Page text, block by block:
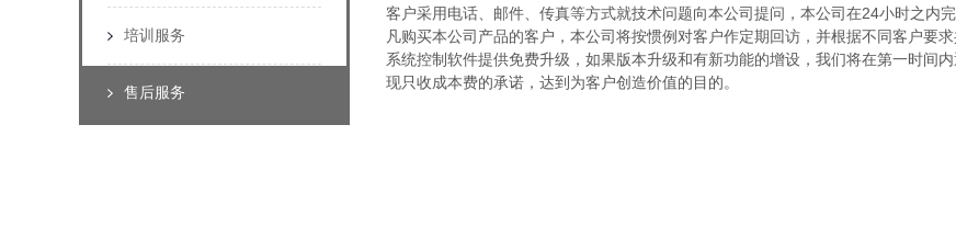
培训服务
售后服务
客户采用电话、 邮件、传真等方式就技术问题向本公司提问，本公司在24小时之内
凡购买本公司产品的客户，本公司将按惯例对客户作定期回访，并根据不同客户要
系统控制软件提供免费升级，如果版本升级和有新功能的增设，我们将在第一时间
现只收成本费的承诺，达到为客户创造价值的目的。